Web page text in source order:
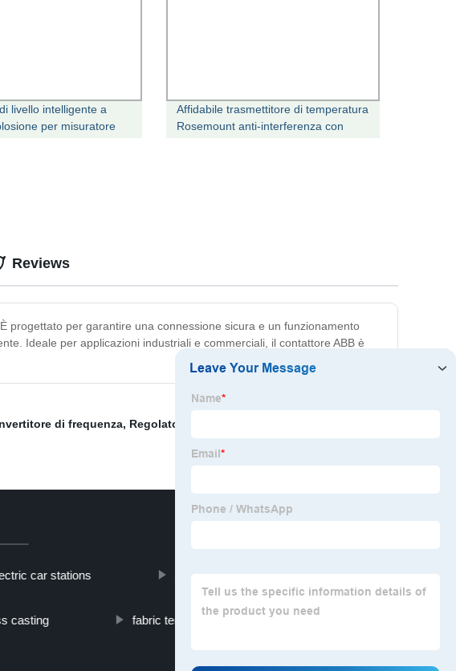
livello intelligente a
per misuratore
Affidabile trasmettitore di temperatura
Rosemount anti-interferenza con
progettato per garantire una connessione sicura e un funzionamento
Ideale per applicazioni industriali e commerciali, il contattore ABB è
Reviews
di frequenza, Regolatore di livello dell'acqua
car stations
casting fabric tensile strength tester